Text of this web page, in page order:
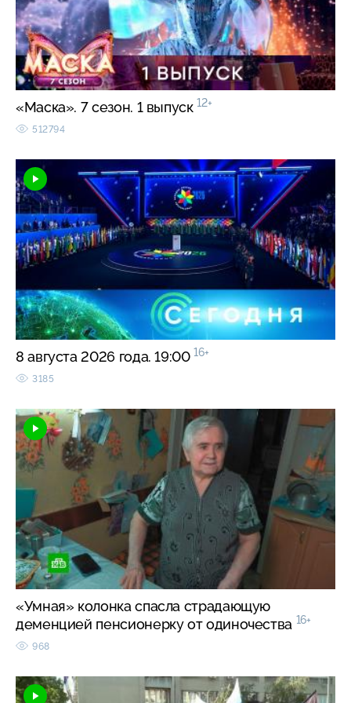
«Маска». 7 сезон. 1 выпуск 12+
512794
8 августа 2026 года. 19:00 16+
3185
«Умная» колонка спасла страдающую
деменцией пенсионерку от одиночества 16+
968